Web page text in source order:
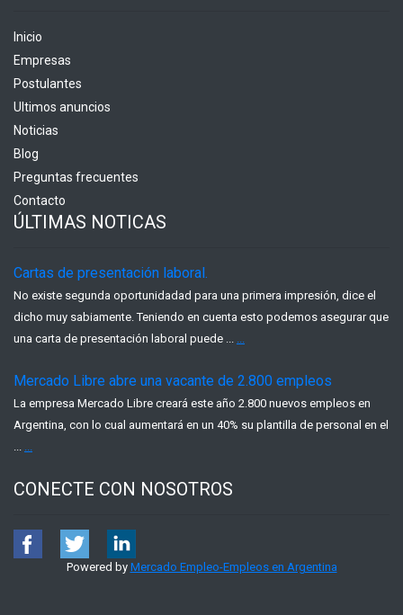
Inicio
Empresas
Postulantes
Ultimos anuncios
Noticias
Blog
Preguntas frecuentes
Contacto
ÚLTIMAS NOTICAS
Cartas de presentación laboral.
No existe segunda oportunidadad para una primera impresión, dice el
dicho muy sabiamente. Teniendo en cuenta esto podemos asegurar que
una carta de presentación laboral puede ...
Mercado Libre abre una vacante de 2.800 empleos
La empresa Mercado Libre creará este año 2.800 nuevos empleos en
Argentina, con lo cual aumentará en un 40% su plantilla de personal en el
CONECTE CON NOSOTROS
Powered by Mercado Empleo-Empleos en Argentina